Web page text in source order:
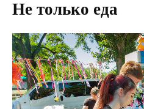
Не только еда